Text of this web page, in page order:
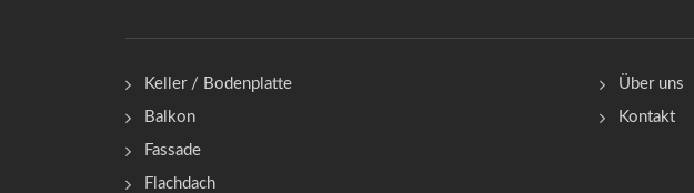
Keller / Bodenplatte
Balkon
Fassade
Flachdach
Über uns
Kontakt